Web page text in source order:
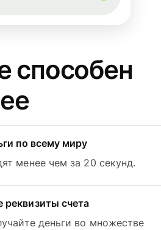
способен
по всему миру
менее чем за 20 секунд.
счета
деньги во множестве